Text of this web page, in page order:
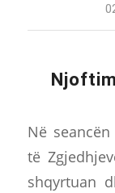
Në
të
shqyrtuan